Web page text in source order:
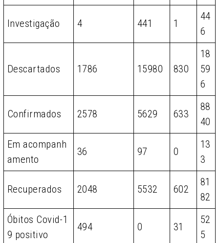
Investigação 4 441 1
44
6
Descartados 1786 15980 830
18
59
6
Confirmados 2578 5629 633
88
40
Em acompanh
amento
36 97 0
13
3
Recuperados 2048 5532 602
81
82
Óbitos Covid-1
9 positivo
494 0 31
52
5